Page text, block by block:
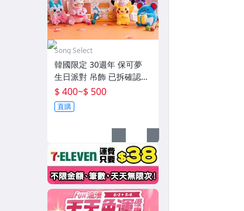
Song Select
韓國限定 30週年 保可夢
生日派對 吊飾 已拆確認
款/盲盒 現貨
$ 400~$ 500
直購